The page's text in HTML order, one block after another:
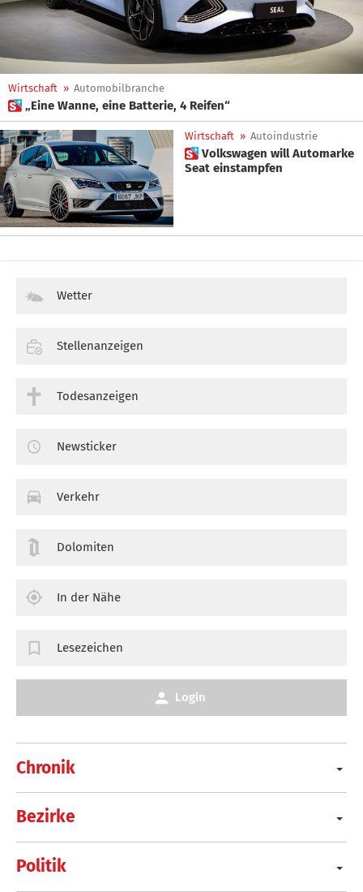
Wirtschaft » Automobilbranche
 „Eine Wanne, eine Batterie, 4 Reifen“
Wirtschaft » Autoindustrie
 Volkswagen will Automarke
Seat einstampfen
Chronik
Bezirke
Politik
Wetter
Stellenanzeigen
Todesanzeigen
Newsticker
Verkehr
Dolomiten
In der Nähe
Lesezeichen
Login